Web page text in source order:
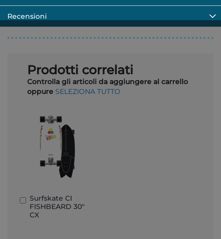
Recensioni
Prodotti correlati
Controlla gli articoli da aggiungere al carrello
oppure SELEZIONA TUTTO
Surfskate CI
FISHBEARD 30"
CX
Aggiungi
al
Carrello